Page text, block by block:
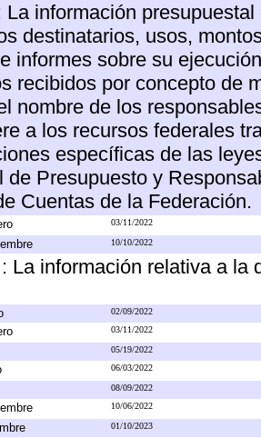
La información
destinatarios, usos,
informes sobre su
recibidos por concepto de
nombre de los
a los recursos federales
específicas de las
de Presupuesto y
Cuentas de la Federación.
03/11/2022
10/10/2022
La información relativa a la
02/09/2022
03/11/2022
05/19/2022
06/03/2022
08/09/2022
10/06/2022
01/10/2023